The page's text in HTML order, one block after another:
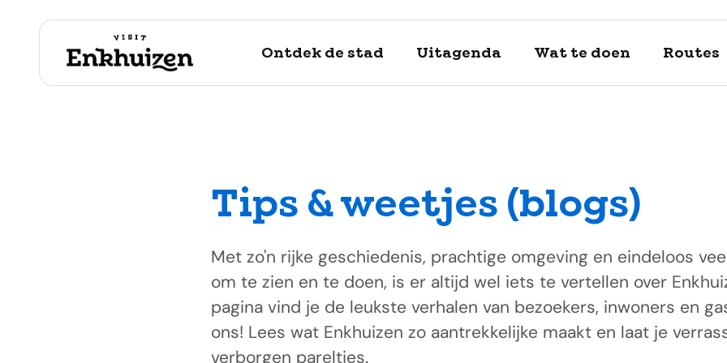
Ontdek de stad Uitagenda Wat te doen Routes
Tip: de
Enkhuizen laat
Enkhuizen
je inspireren en
uitjes!
Ga
Ontdek ook de
mix van
fiets!
Beleef
gevarieerde
verkrijgbaar bij
Tips
Je bezoek
langs en
inspiratie.
Tips & weetjes (blogs)
Met zo'n rijke geschiedenis, prachtige omgeving en eindeloos
om te zien en te doen, is er altijd wel iets te vertellen over
pagina vind je de leukste verhalen van bezoekers, inwoners en
ons! Lees wat Enkhuizen zo aantrekkelijke maakt en laat je
verborgen pareltjes.